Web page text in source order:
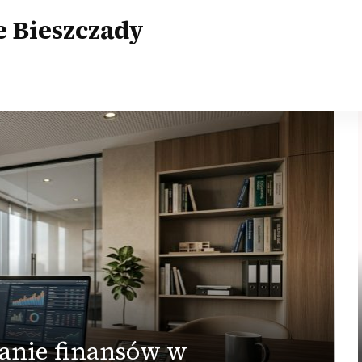
Bieszczady
finansów w